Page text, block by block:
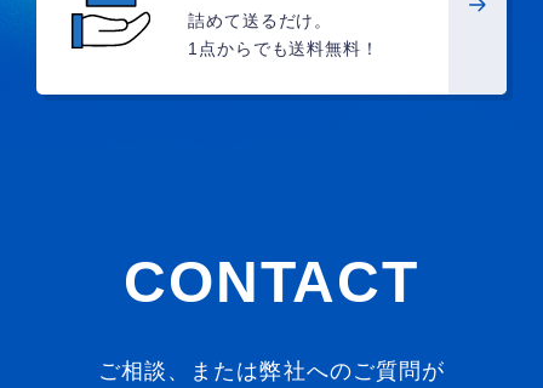
詰めて送るだけ。
1点からでも送料無料！
CONTACT
ご相談、または弊社へのご質問が